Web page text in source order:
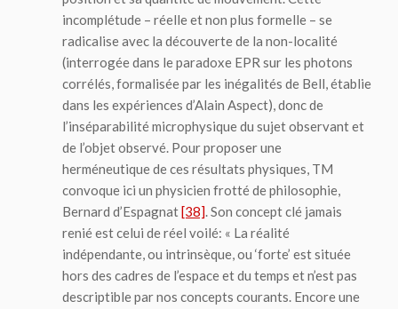
incomplétude – réelle et non plus formelle – se
radicalise avec la découverte de la non-localité
(interrogée dans le paradoxe EPR sur les photons
corrélés, formalisée par les inégalités de Bell, établie
dans les expériences d’Alain Aspect), donc de
l’inséparabilité microphysique du sujet observant et
de l’objet observé. Pour proposer une
herméneutique de ces résultats physiques, TM
convoque ici un physicien frotté de philosophie,
Bernard d’Espagnat[38]. Son concept clé jamais
renié est celui deréel voilé: « La réalité
indépendante, ou intrinsèque, ou ‘forte’ est située
hors des cadres de l’espace et du temps et n’est pas
descriptible par nos concepts courants. Encore une